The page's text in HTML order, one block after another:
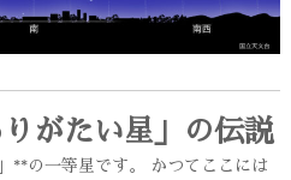
がたい星」の伝説
**の一等星です。 かつてここには